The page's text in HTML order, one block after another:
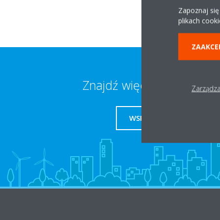
Znajdź więcej informacji
WSPARCIE
Zapoznaj
plikach